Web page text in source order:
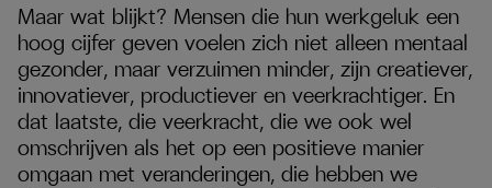
Maar wat blijkt? Mensen die hun werkgeluk een
hoog cijfer geven voelen zich niet alleen mentaal
gezonder, maar verzuimen minder, zijn creatiever,
innovatiever, productiever en veerkrachtiger. En
dat laatste, die veerkracht, die we ook wel
omschrijven als het op een positieve manier
omgaan met veranderingen, die hebben we